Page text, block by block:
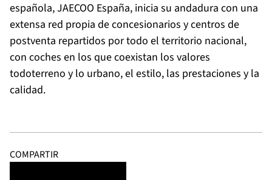
española, JAECOO España, inicia su andadura con una
extensa red propia de concesionarios y centros de
postventa repartidos por todo el territorio nacional,
con coches en los que coexistan los valores
todoterreno y lo urbano, el estilo, las prestaciones y la
calidad.
COMPARTIR